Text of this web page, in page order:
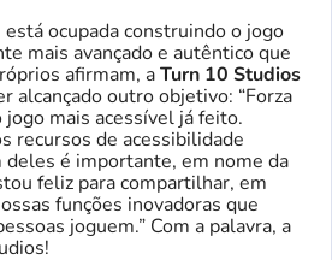
ocupada construindo o jogo
mais avançado e autêntico que
afirmam, aTurn 10 Studios
alcançado outro objetivo: “Forza
mais acessível já feito.
recursos de acessibilidade
deles é importante, em nome da
feliz para compartilhar, em
funções inovadoras que
joguem.” Com a palavra, a